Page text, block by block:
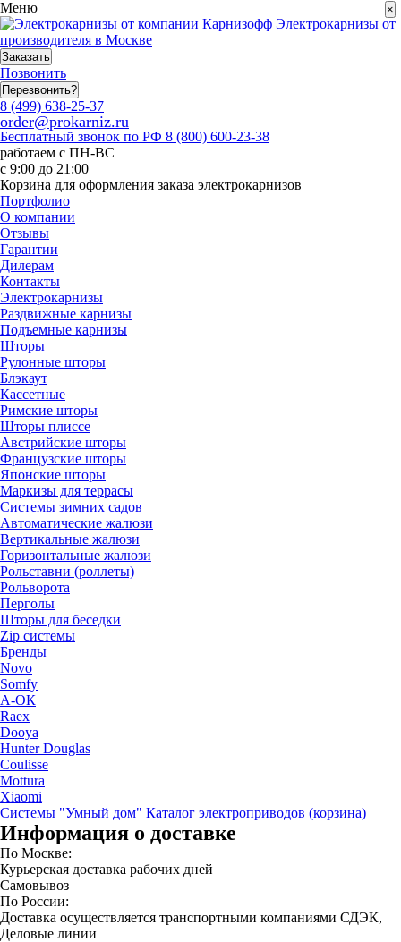
Меню
Электрокарнизы от
производителя в Москве
Заказать
Позвонить
Перезвонить?
8 (499) 638-25-37
order@prokarniz.ru
Бесплатный звонок по РФ 8 (800) 600-23-38
работаем с ПН-ВС
с 9:00 до 21:00
Корзина для оформления заказа электрокарнизов
Портфолио
О компании
Отзывы
Гарантии
Дилерам
Контакты
Электрокарнизы
Раздвижные карнизы
Подъемные карнизы
Шторы
Рулонные шторы
Блэкаут
Кассетные
Римские шторы
Шторы плиссе
Австрийские шторы
Французские шторы
Японские шторы
Маркизы для террасы
Системы зимних садов
Автоматические жалюзи
Вертикальные жалюзи
Горизонтальные жалюзи
Рольставни (роллеты)
Рольворота
Перголы
Шторы для беседки
Zip системы
Бренды
Novo
Somfy
А-ОК
Raex
Dooya
Hunter Douglas
Coulisse
Mottura
Xiaomi
Системы "Умный дом" Каталог электроприводов (корзина)
Информация о доставке
По Москве:
Курьерская доставка рабочих дней
Самовывоз
По России:
Доставка осуществляется транспортными компаниями СДЭК,
Деловые линии
×